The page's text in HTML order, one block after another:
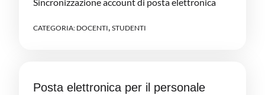
CATEGORIA: DOCENTI STUDENTI
Posta elettronica per il personale